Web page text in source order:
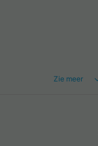
Zie meer